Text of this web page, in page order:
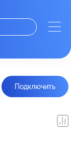
Подключить